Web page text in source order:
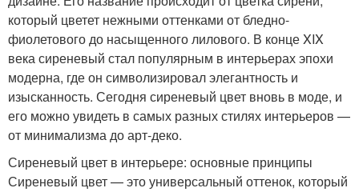
который цветет нежными оттенками от бледно-
фиолетового до насыщенного лилового. В конце XIX
века сиреневый стал популярным в интерьерах эпохи
модерна, где он символизировал элегантность и
изысканность. Сегодня сиреневый цвет вновь в моде, и
его можно увидеть в самых разных стилях интерьеров —
от минимализма до арт-деко.
Сиреневый цвет в интерьере: основные принципы
Сиреневый цвет — это универсальный оттенок, который